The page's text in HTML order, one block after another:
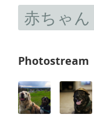
赤ちゃん
Photostream